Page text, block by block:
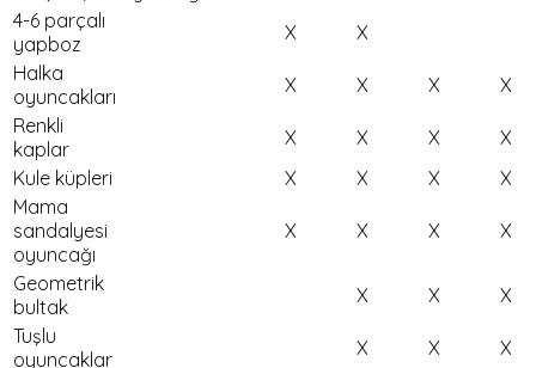
4-6 parçalı
yapboz
X
X
Halka
oyuncakları
X X X
X
Renkli
kaplar
X X X
X
Kule küpleri
X X X
X
Mama
sandalyesi
oyuncağı
X X X X
Geometrik
bultak
X X
X
Tuşlu
oyuncaklar
X X
X